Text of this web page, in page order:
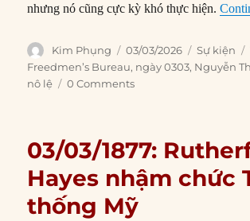
nhưng nó cũng cực kỳ khó thực hiện.
Author
Kim Phụng
Posted
on
03/03/2026 Sự kiện
Freedmen’s Bureau, ngày 0303, Nguyễn
nô lệ
0 Comments
03/03/1877:
Hayes nhậm chức
thống Mỹ